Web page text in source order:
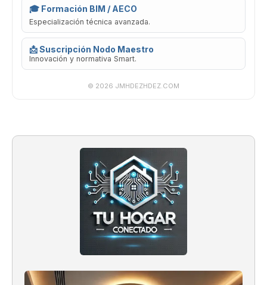
🎓 Formación BIM / AECO
Especialización técnica avanzada.
📩 Suscripción Nodo Maestro
Innovación y normativa Smart.
© 2026 JMHDEZHDEZ.COM